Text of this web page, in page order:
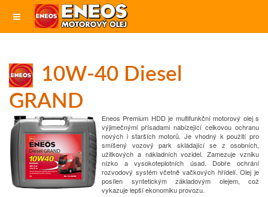
10W-40 Diesel
GRAND
Eneos Premium HDD je multifunkční motorový olej s
výjimečnými přísadami nabízející celkovou ochranu
nových i starších motorů. Je vhodný k použití pro
smíšený vozový park skládající se z osobních,
užitkových a nákladních vozidel. Zamezuje vzniku
nízko a vysokoteplotních úsad. Dobře ochrání
rozvodový systém včetně vačkových hřídelí. Olej je
posílen syntetickým základovým olejem, což
vykazuje lepší ekonomiku provozu.